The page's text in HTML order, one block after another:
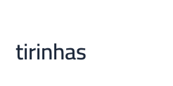
tirinhas